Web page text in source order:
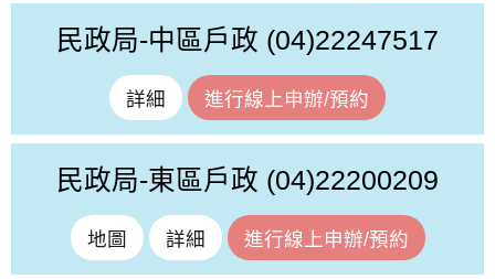
民政局-中區戶政 (04)22247517
詳細 進行線上申辦/預約
民政局-東區戶政 (04)22200209
地圖 詳細 進行線上申辦/預約